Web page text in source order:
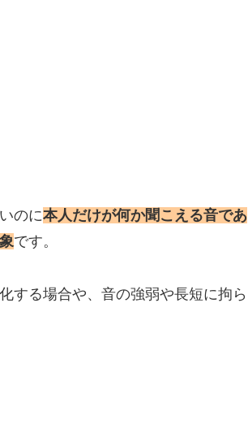
のに本人だけが何か聞こえる音であ
です。
する場合や、音の強弱や長短に拘ら